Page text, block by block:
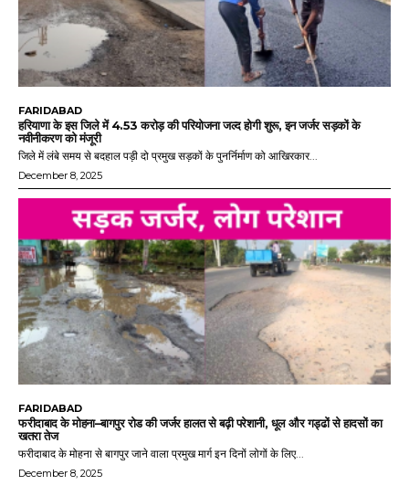
FARIDABAD
हरियाणा के इस जिले में 4.53 करोड़ की परियोजना जल्द होगी शुरू, इन जर्जर सड़कों के
नवीनीकरण को मंजूरी
जिले में लंबे समय से बदहाल पड़ी दो प्रमुख सड़कों के पुनर्निर्माण को आखिरकार...
December 8, 2025
FARIDABAD
फरीदाबाद के मोहना–बागपुर रोड की जर्जर हालत से बढ़ी परेशानी, धूल और गड्ढों से हादसों का
खतरा तेज
फरीदाबाद के मोहना से बागपुर जाने वाला प्रमुख मार्ग इन दिनों लोगों के लिए...
December 8, 2025